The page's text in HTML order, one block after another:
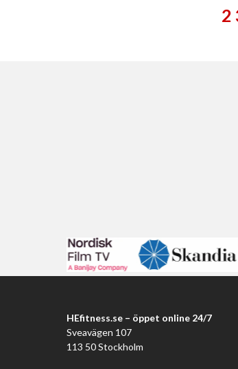
2
HEfitness.se – öppet online 24/7
Sveavägen 107
113 50 Stockholm